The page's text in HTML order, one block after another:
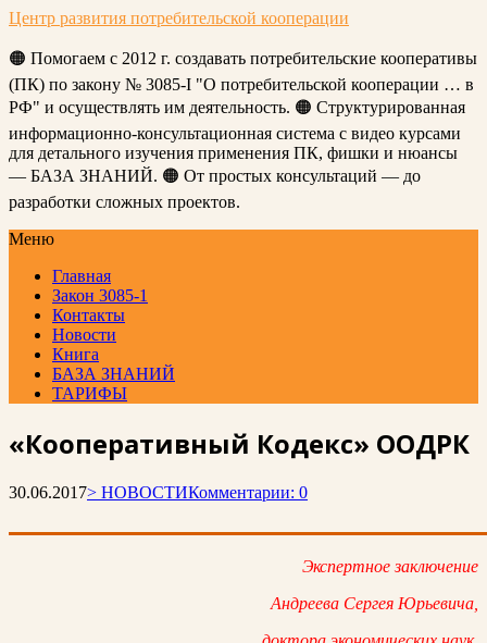
Центр развития потребительской кооперации
🟠 Помогаем с 2012 г. создавать потребительские кооперативы
(ПК) по закону № 3085-I "О потребительской кооперации … в
РФ" и осуществлять им деятельность. 🟠 Структурированная
информационно-консультационная система с видео курсами
для детального изучения применения ПК, фишки и нюансы
— БАЗА ЗНАНИЙ. 🟠 От простых консультаций — до
разработки сложных проектов.
Меню
Главная
Закон 3085-1
Контакты
Новости
Книга
БАЗА ЗНАНИЙ
ТАРИФЫ
«Кооперативный Кодекс» ООДРК
30.06.2017> НОВОСТИКомментарии: 0
Экспертное заключение
Андреева Сергея Юрьевича,